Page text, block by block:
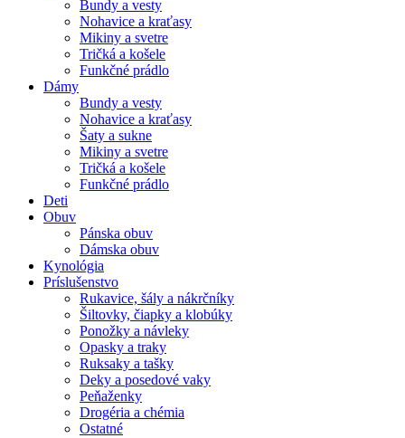
Bundy a vesty
Nohavice a kraťasy
Mikiny a svetre
Tričká a košele
Funkčné prádlo
Dámy
Bundy a vesty
Nohavice a kraťasy
Šaty a sukne
Mikiny a svetre
Tričká a košele
Funkčné prádlo
Deti
Obuv
Pánska obuv
Dámska obuv
Kynológia
Príslušenstvo
Rukavice, šály a nákrčníky
Šiltovky, čiapky a klobúky
Ponožky a návleky
Opasky a traky
Ruksaky a tašky
Deky a posedové vaky
Peňaženky
Drogéria a chémia
Ostatné